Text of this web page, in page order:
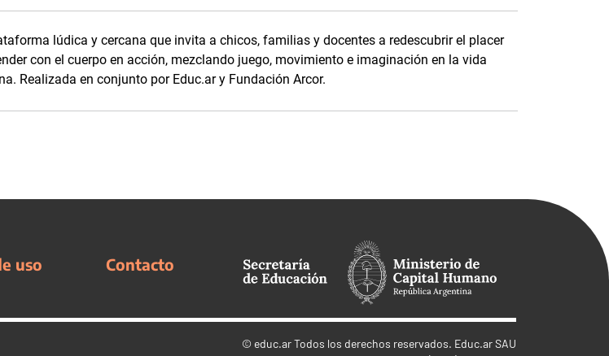
lúdica y cercana que invita a chicos, familias y docentes a redescubrir el placer
con el cuerpo en acción, mezclando juego, movimiento e imaginación en la vida
Realizada en conjunto por Educ.ar y Fundación Arcor.
uso Contacto
© educ.arTodos los derechos reservados. Educ.ar SAU